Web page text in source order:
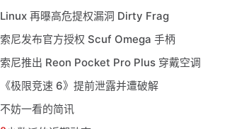
Linux 再曝高危提权漏洞 Dirty Frag
索尼发布官方授权 Scuf Omega 手柄
索尼推出 Reon Pocket Pro Plus 穿戴空调
《极限竞速 6》提前泄露并遭破解
不妨一看的简讯